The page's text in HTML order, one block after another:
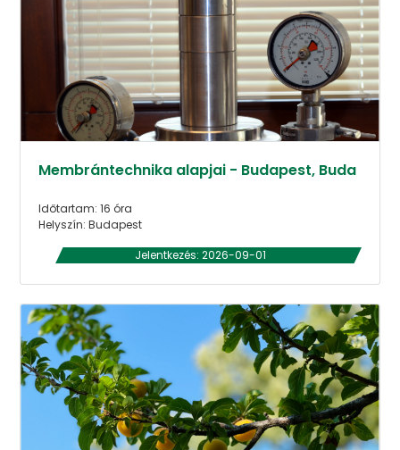
Membrántechnika alapjai - Budapest, Buda
Időtartam: 16 óra
Helyszín: Budapest
Jelentkezés: 2026-09-01